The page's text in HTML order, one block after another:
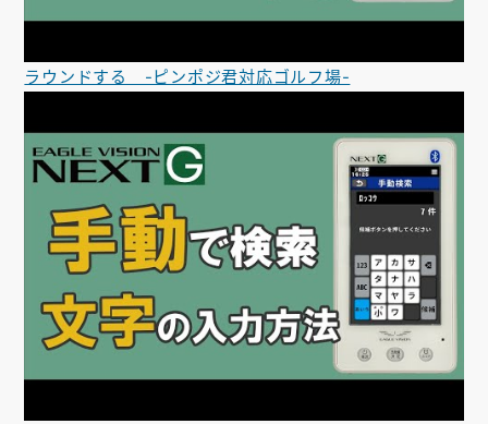
ラウンドする -ピンポジ君対応ゴルフ場-